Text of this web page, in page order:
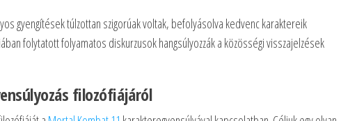
gyengítések túlzottan szigorúak voltak, befolyásolva kedvenc karaktereik
folytatott folyamatos diskurzusok hangsúlyozzák a közösségi visszajelzések
filozófiájáról